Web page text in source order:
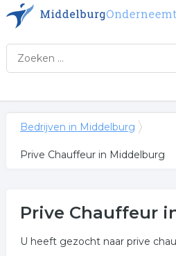
Bedrijven in Middelburg
Prive Chauffeur in Middelburg
Prive Chauffeur
U heeft gezocht naar prive